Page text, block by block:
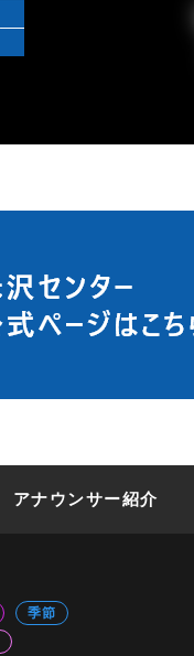
アナウンサー紹介
季節